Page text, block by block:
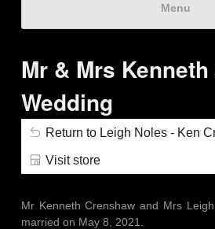
Menu
Mr & Mrs
Wedding
Return to Leigh Noles - Ken
Visit store
Mr Kenneth Crenshaw and Mrs
married on May 8, 2021.